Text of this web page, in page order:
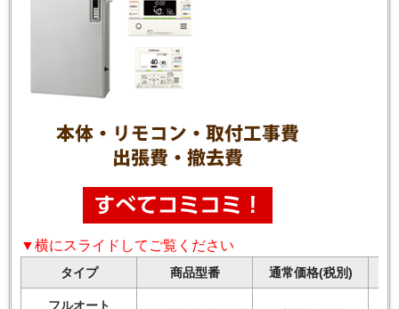
▼横にスライドしてご覧ください
タイプ 商品型番 通常価格(税別)
フルオート